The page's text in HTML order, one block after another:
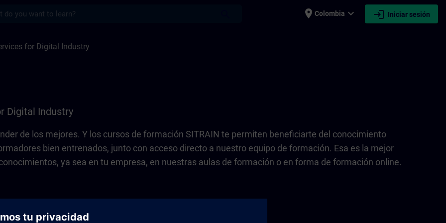
place Colombia expand_more login Iniciar sesión
for Digital Industry
Digital Industry
de los mejores. Y los cursos de formación SITRAIN te permiten beneficiarte del conocimiento
bien entrenados, junto con acceso directo a nuestro equipo de formación. Esa es la mejor
ya sea en tu empresa, en nuestras aulas de formación o en forma de formación online.